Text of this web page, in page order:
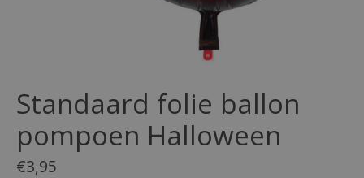
Standaard folie ballon
pompoen Halloween
€3,95